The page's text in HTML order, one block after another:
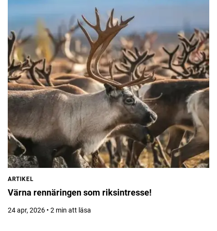
ARTIKEL
Värna rennäringen som riksintresse!
24 apr, 2026 • 2 min att läsa